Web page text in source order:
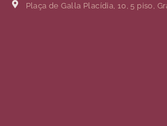
Plaça de Gal·la Placídia, 10, 5 piso,